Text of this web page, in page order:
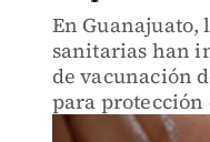
En Guanajuato,
sanitarias han
de vacunación
para